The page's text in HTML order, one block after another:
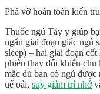
Phá vỡ hoàn toàn kiến
Thuốc ngủ Tây y giúp
ngắn giai đoạn giấc ngủ
sleep) – hai giai đoạn
phiên thay đổi khiến chu
mặc dù bạn có ngủ
uể oải, suy giảm trí nhớ